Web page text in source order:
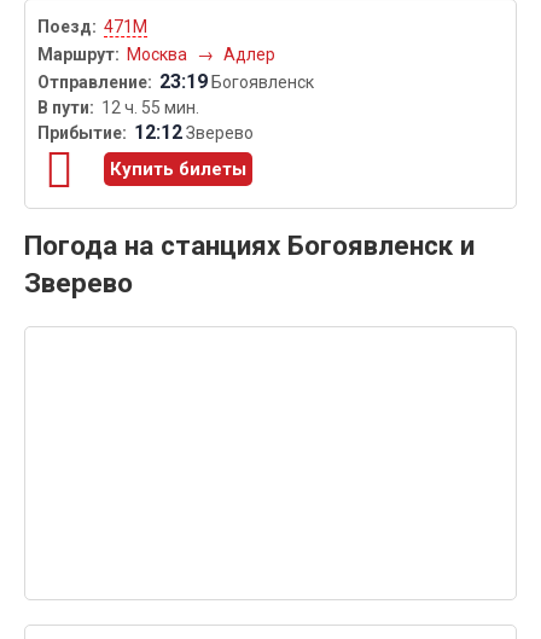
471М
Москва
→ Адлер
23:19 Богоявленск
12 ч. 55 мин.
12:12Зверево
Купить билеты
Погода на станциях Богоявленск и
Зверево